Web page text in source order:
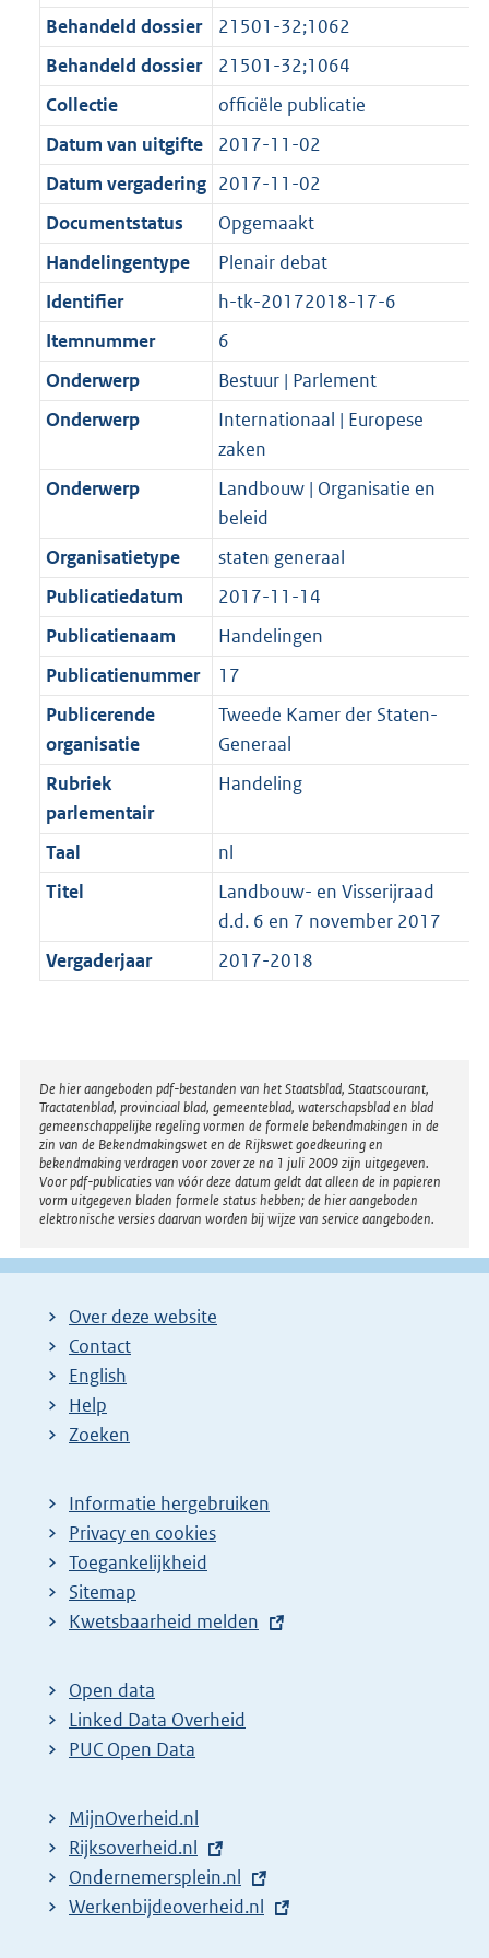
t
a
t
K
b
3
K
b
Behandeld dossier
21501-32;1062
Behandeld dossier
21501-32;1064
Collectie
officiële publicatie
Datum van uitgifte
2017-11-02
Datum vergadering 2017-11-02
Documentstatus
Opgemaakt
Handelingentype
Plenair debat
Identifier
h-tk-20172018-17-6
Itemnummer
6
Onderwerp
Bestuur | Parlement
Onderwerp
Internationaal | Europese
zaken
Onderwerp
Landbouw | Organisatie en
beleid
Organisatietype
staten generaal
Publicatiedatum
2017-11-14
Publicatienaam
Handelingen
Publicatienummer
17
Publicerende
organisatie
Tweede Kamer der Staten-
Generaal
Rubriek
parlementair
Handeling
Taal
nl
Titel
Landbouw- en Visserijraad
d.d. 6 en 7 november 2017
Vergaderjaar
2017-2018
Disclaimer
De hier aangeboden pdf-bestanden van het Staatsblad, Staatscourant,
Tractatenblad, provinciaal blad, gemeenteblad, waterschapsblad en blad
gemeenschappelijke regeling vormen de formele bekendmakingen in de
zin van de Bekendmakingswet en de Rijkswet goedkeuring en
bekendmaking verdragen voor zover ze na 1 juli 2009 zijn uitgegeven.
Voor pdf-publicaties van vóór deze datum geldt dat alleen de in papieren
vorm uitgegeven bladen formele status hebben; de hier aangeboden
elektronische versies daarvan worden bij wijze van service aangeboden.
Over deze website
Contact
English
Help
Zoeken
Informatie hergebruiken
Privacy en cookies
Toegankelijkheid
Sitemap
E
t
e
r
l
i
n
k
Kwetsbaarheid melden
Open data
Linked Data Overheid
PUC Open Data
MijnOverheid.nl
E
x
t
Rijksoverheid.nl
E
x
Ondernemersplein.nl
E
Werkenbijdeoverheid.nl